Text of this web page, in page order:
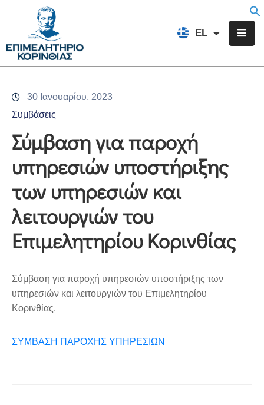
EL
FR
Επιμελητήριο
Υπηρεσίες
Προγράμματα
&
Εκδηλώσεις
Επικοινωνία
30 Ιανουαρίου, 2023
Συμβάσεις
Σύμβαση για παροχή
υπηρεσιών υποστήριξης
των υπηρεσιών και
λειτουργιών του
Επιμελητηρίου Κορινθίας
Σύμβαση για παροχή υπηρεσιών υποστήριξης των
υπηρεσιών και λειτουργιών του Επιμελητηρίου
Κορινθίας.
ΣΥΜΒΑΣΗ ΠΑΡΟΧΗΣ ΥΠΗΡΕΣΙΩΝ